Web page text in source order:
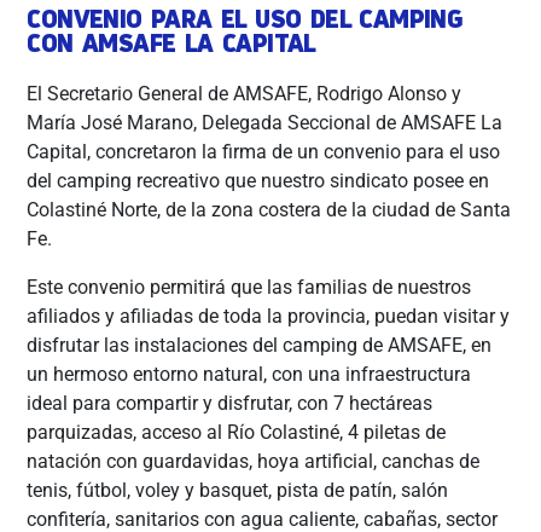
CONVENIO PARA EL USO DEL CAMPING
CON AMSAFE LA CAPITAL
El Secretario General de AMSAFE, Rodrigo Alonso y
María José Marano, Delegada Seccional de AMSAFE La
Capital, concretaron la firma de un convenio para el uso
del camping recreativo que nuestro sindicato posee en
Colastiné Norte, de la zona costera de la ciudad de Santa
Fe.
Este convenio permitirá que las familias de nuestros
afiliados y afiliadas de toda la provincia, puedan visitar y
disfrutar las instalaciones delcamping de AMSAFE, en
un hermoso entorno natural, con una infraestructura
ideal para compartir y disfrutar, con 7 hectáreas
parquizadas, acceso al Río Colastiné, 4 piletas de
natación con guardavidas, hoya artificial, canchas de
tenis, fútbol, voley y basquet, pista de patín, salón
confitería, sanitarios con agua caliente, cabañas, sector